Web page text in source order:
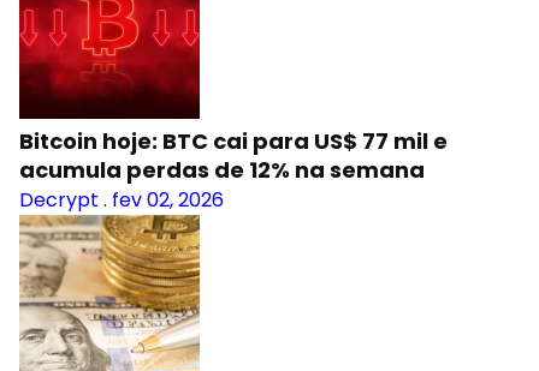
Bitcoin hoje: BTC cai para US$ 77 mil e
acumula perdas de 12% na semana
Decrypt . fev 02, 2026